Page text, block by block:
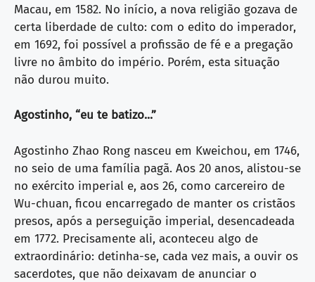
Macau, em 1582. No início, a nova religião gozava de
certa liberdade de culto: com o edito do imperador,
em 1692, foi possível a profissão de fé e a pregação
livre no âmbito do império. Porém, esta situação
não durou muito.
Agostinho, “eu te batizo...”
Agostinho Zhao Rong nasceu em Kweichou, em 1746,
no seio de uma família pagã. Aos 20 anos, alistou-se
no exército imperial e, aos 26, como carcereiro de
Wu-chuan, ficou encarregado de manter os cristãos
presos, após a perseguição imperial, desencadeada
em 1772. Precisamente ali, aconteceu algo de
extraordinário: detinha-se, cada vez mais, a ouvir os
sacerdotes, que não deixavam de anunciar o